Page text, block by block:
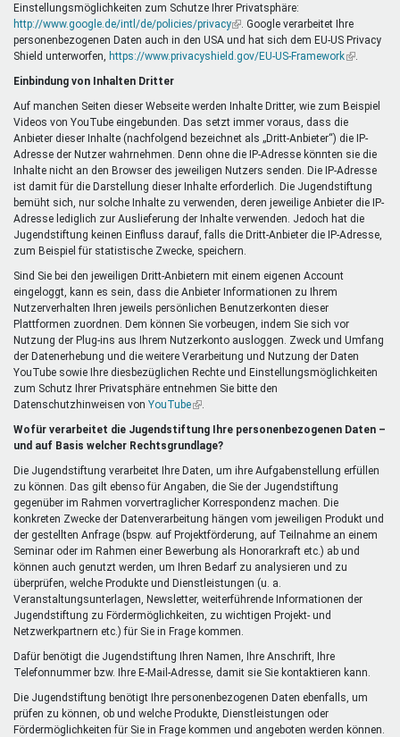
Einstellungsmöglichkeiten zum Schutze Ihrer Privatsphäre:
http://www.google.de/intl/de/policies/privacy(Link
ist
extern)
. Google verarbeitet Ihre
personenbezogenen Daten auch in den USA und hat sich dem EU-US Privacy
Shield unterworfen,
https://www.privacyshield.gov/EU-US-Framework(Link
Einbindung von Inhalten Dritter
Auf manchen Seiten dieser Webseite werden Inhalte Dritter, wie zum Beispiel
Videos von YouTube eingebunden. Das setzt immer voraus, dass die
Anbieter dieser Inhalte (nachfolgend bezeichnet als „Dritt-Anbieter“) die IP-
Adresse der Nutzer wahrnehmen. Denn ohne die IP-Adresse könnten sie die
Inhalte nicht an den Browser des jeweiligen Nutzers senden. Die IP-Adresse
ist damit für die Darstellung dieser Inhalte erforderlich. Die Jugendstiftung
bemüht sich, nur solche Inhalte zu verwenden, deren jeweilige Anbieter die IP-
Adresse lediglich zur Auslieferung der Inhalte verwenden. Jedoch hat die
Jugendstiftung keinen Einfluss darauf, falls die Dritt-Anbieter die IP-Adresse,
zum Beispiel für statistische Zwecke, speichern.
Sind Sie bei den jeweiligen Dritt-Anbietern mit einem eigenen Account
eingeloggt, kann es sein, dass die Anbieter Informationen zu Ihrem
Nutzerverhalten Ihren jeweils persönlichen Benutzerkonten dieser
Plattformen zuordnen. Dem können Sie vorbeugen, indem Sie sich vor
Nutzung der Plug-ins aus Ihrem Nutzerkonto ausloggen. Zweck und Umfang
der Datenerhebung und die weitere Verarbeitung und Nutzung der Daten
YouTube sowie Ihre diesbezüglichen Rechte und Einstellungsmöglichkeiten
zum Schutz Ihrer Privatsphäre entnehmen Sie bitte den
Datenschutzhinweisen von YouTube(Link
extern)
Wofür verarbeitet die Jugendstiftung Ihre personenbezogenen Daten –
und auf Basis welcher Rechtsgrundlage?
Die Jugendstiftung verarbeitet Ihre Daten, um ihre Aufgabenstellung erfüllen
zu können. Das gilt ebenso für Angaben, die Sie der Jugendstiftung
gegenüber im Rahmen vorvertraglicher Korrespondenz machen. Die
konkreten Zwecke der Datenverarbeitung hängen vom jeweiligen Produkt und
der gestellten Anfrage (bspw. auf Projektförderung, auf Teilnahme an einem
Seminar oder im Rahmen einer Bewerbung als Honorarkraft etc.) ab und
können auch genutzt werden, um Ihren Bedarf zu analysieren und zu
überprüfen, welche Produkte und Dienstleistungen (u. a.
Veranstaltungsunterlagen, Newsletter, weiterführende Informationen der
Jugendstiftung zu Fördermöglichkeiten, zu wichtigen Projekt- und
Netzwerkpartnern etc.) für Sie in Frage kommen.
Dafür benötigt die Jugendstiftung Ihren Namen, Ihre Anschrift, Ihre
Telefonnummer bzw. Ihre E-Mail-Adresse, damit sie Sie kontaktieren kann.
Die Jugendstiftung benötigt Ihre personenbezogenen Daten ebenfalls, um
prüfen zu können, ob und welche Produkte, Dienstleistungen oder
Fördermöglichkeiten für Sie in Frage kommen und angeboten werden können.